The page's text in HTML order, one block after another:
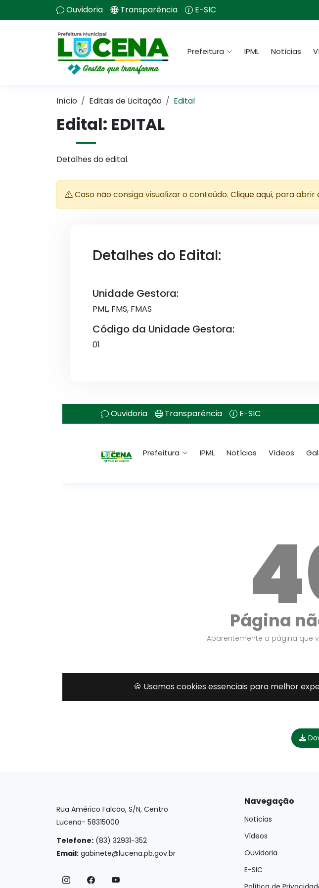
Ouvidoria Transparência E-SIC
Prefeitura IPML Notícias
Início Editais de Licitação Edital
Edital: EDITAL
Detalhes do edital.
Caso não consiga visualizar o conteúdo. Clique aqui, para abrir
Detalhes do Edital:
Unidade Gestora:
PML, FMS, FMAS
Código da Unidade Gestora:
01
Rua Américo Falcão, S/N, Centro
Lucena- 58315000
Telefone: (83) 32931-352
Email: gabinete@lucena.pb.gov.br
Navegação
Notícias
Vídeos
Ouvidoria
E-SIC